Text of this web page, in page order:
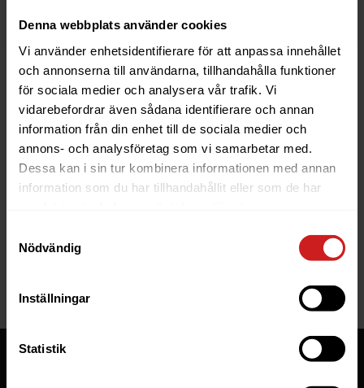
Denna webbplats använder cookies
Vi använder enhetsidentifierare för att anpassa innehållet
och annonserna till användarna, tillhandahålla funktioner
för sociala medier och analysera vår trafik. Vi
vidarebefordrar även sådana identifierare och annan
information från din enhet till de sociala medier och
annons- och analysföretag som vi samarbetar med.
Dessa kan i sin tur kombinera informationen med annan
information som du har tillhandahållit eller som de har
Nödvändig
Inställningar
Statistik
Läs mer
The website you were trying to
reach has been suspended
If you are the owner of this website or domain please
read
website to be suspended.